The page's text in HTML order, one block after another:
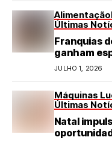
Alimentação
Últimas
Franquias
ganham
refeições
JULHO 1, 2026
Máquinas
Últimas
Natal